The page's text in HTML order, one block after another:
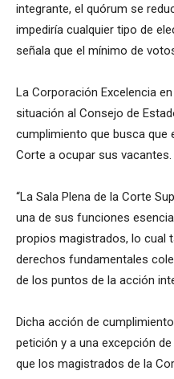
integrante, el quórum se
impediría cualquier tipo de
señala que el mínimo de
La Corporación Excelencia
situación al Consejo de
cumplimiento que busca que
Corte a ocupar sus vacantes.
“La Sala Plena de la Corte
una de sus funciones
propios magistrados, lo cual
derechos fundamentales
de los puntos de la acción
Dicha acción de
petición y a una excepción
que los magistrados de la